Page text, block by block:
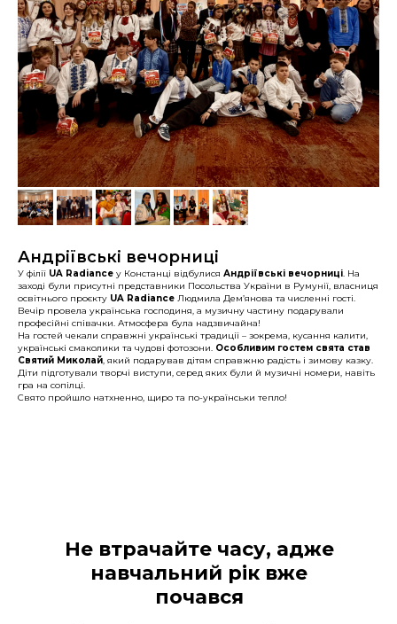
Андріївські вечорниці
У філії UA Radiance у Констанці відбулися Андріївські вечорниці . На
заході були присутні представники Посольства України в Румунії, власниця
освітнього проєкту UA Radiance Людмила Дем’янова та численні гості.
Вечір провела українська господиня, а музичну частину подарували
професійні співачки. Атмосфера була надзвичайна!
На гостей чекали справжні українські традиції – зокрема, кусання калити,
українські смаколики та чудові фотозони. Особливим гостем свята став
Святий Миколай , який подарував дітям справжню радість і зимову казку.
Діти підготували творчі виступи, серед яких були й музичні номери, навіть
гра на сопілці.
Свято пройшло натхненно, щиро та по-українськи тепло!
Не втрачайте часу, адже
навчальний рік вже
почався